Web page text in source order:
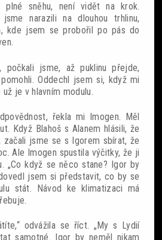
plné sněhu, není vidět na krok.
narazili na dlouhou trhlinu,
kde jsem se probořil po pás do
počkali jsme, až puklinu přejde,
Oddechl jsem si, když mi
je v hlavním modulu.
řekla mi Imogen. Měl
Když Blahoš s Alanem hlásili, že
začali jsme se s Igorem sbírat, že
Ale Imogen spustila výčitky, že ji
„Co když se něco stane? Igor by
jsem si představit, co by se
stát. Návod ke klimatizaci má
odvážila se říct. „My s Lydií
samotné. Igor by neměl nikam